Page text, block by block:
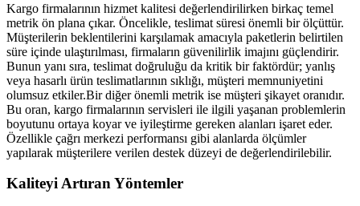
Kargo firmalarının hizmet kalitesi değerlendirilirken birkaç temel
metrik ön plana çıkar. Öncelikle, teslimat süresi önemli bir ölçüttür.
Müşterilerin beklentilerini karşılamak amacıyla paketlerin belirtilen
süre içinde ulaştırılması, firmaların güvenilirlik imajını güçlendirir.
Bunun yanı sıra, teslimat doğruluğu da kritik bir faktördür; yanlış
veya hasarlı ürün teslimatlarının sıklığı, müşteri memnuniyetini
olumsuz etkiler.Bir diğer önemli metrik ise müşteri şikayet oranıdır.
Bu oran, kargo firmalarının servisleri ile ilgili yaşanan problemlerin
boyutunu ortaya koyar ve iyileştirme gereken alanları işaret eder.
Özellikle çağrı merkezi performansı gibi alanlarda ölçümler
yapılarak müşterilere verilen destek düzeyi de değerlendirilebilir.
Kaliteyi Artıran Yöntemler